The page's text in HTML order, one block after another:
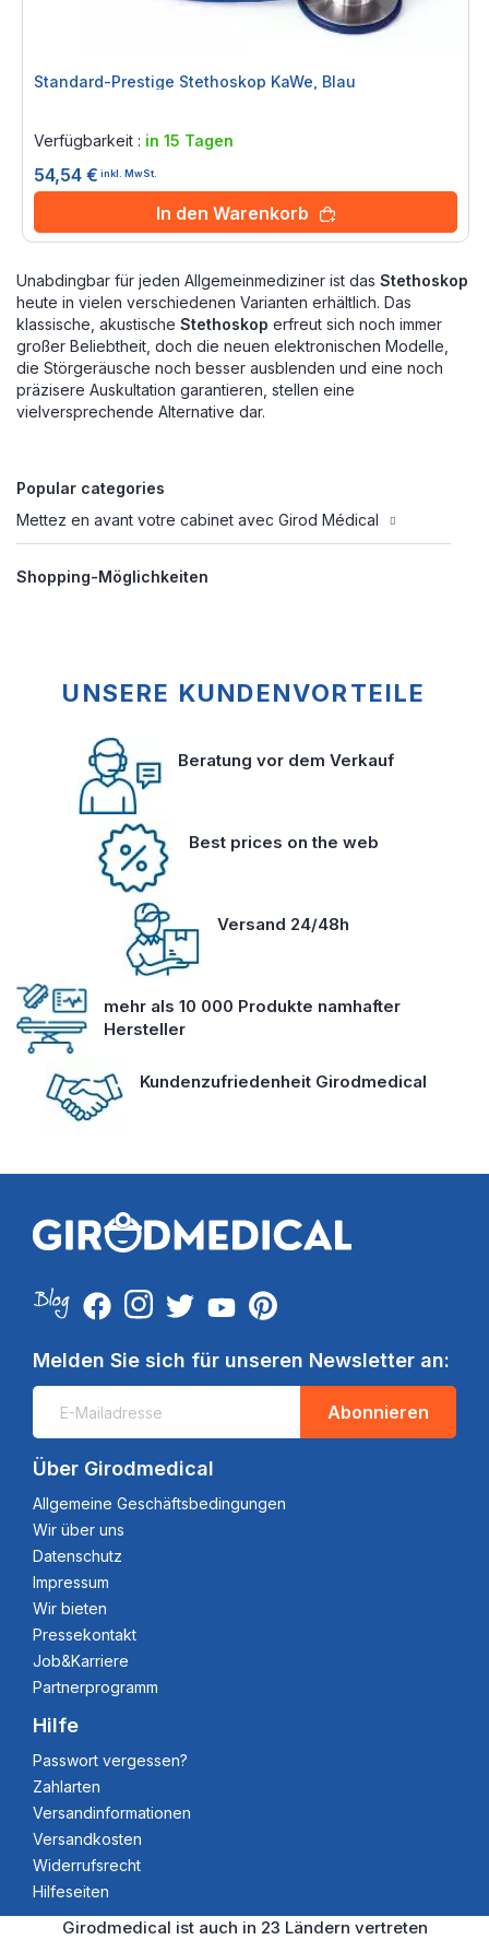
Standard-Prestige Stethoskop KaWe, Blau
Verfügbarkeit : in 15 Tagen
54,54 € inkl. MwSt.
In den Warenkorb
Unabdingbar für jeden Allgemeinmediziner ist das Stethoskop
heute in vielen verschiedenen Varianten erhältlich. Das
klassische, akustische Stethoskop erfreut sich noch immer
großer Beliebtheit, doch die neuen elektronischen Modelle,
die Störgeräusche noch besser ausblenden und eine noch
präzisere Auskultation garantieren, stellen eine
vielversprechende Alternative dar.
Popular categories
Mettez en avant votre cabinet avec Girod Médical
Shopping-Möglichkeiten
UNSERE KUNDENVORTEILE
Beratung vor dem Verkauf
Best prices on the web
Versand 24/48h
mehr als 10 000 Produkte namhafter
Hersteller
Kundenzufriedenheit Girodmedical
Melden Sie sich für unseren Newsletter an:
Abonnieren
Über Girodmedical
Allgemeine Geschäftsbedingungen
Wir über uns
Datenschutz
Impressum
Wir bieten
Pressekontakt
Job&Karriere
Partnerprogramm
Hilfe
Passwort vergessen?
Zahlarten
Versandinformationen
Versandkosten
Widerrufsrecht
Hilfeseiten
Girodmedical ist auch in 23 Ländern vertreten